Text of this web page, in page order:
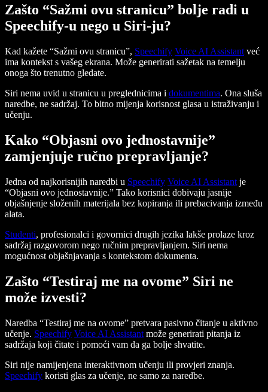
Zašto “Sažmi ovu stranicu” bolje radi u
Speechify-u nego u Siri-ju?
Kad kažete “Sažmi ovu stranicu”, Speechify Voice AI Assistant već
ima kontekst s vašeg ekrana. Može generirati sažetak na temelju
onoga što trenutno gledate.
Siri nema uvid u stranicu u preglednicima i dokumentima. Ona sluša
naredbe, ne sadržaj. To bitno mijenja korisnost glasa u istraživanju i
učenju.
Kako “Objasni ovo jednostavnije”
zamjenjuje ručno prepravljanje?
Jedna od najkorisnijih naredbi u Speechify Voice AI Assistant je
“Objasni ovo jednostavnije.” Tako korisnici dobivaju jasnije
objašnjenje složenih materijala bez kopiranja ili prebacivanja između
alata.
Studenti, profesionalci i govornici drugih jezika lakše prolaze kroz
sadržaj razgovorom nego ručnim prepravljanjem. Siri nema
mogućnost objašnjavanja s kontekstom dokumenta.
Zašto “Testiraj me na ovome” Siri ne
može izvesti?
Naredba “Testiraj me na ovome” pretvara pasivno čitanje u aktivno
učenje. Speechify Voice AI Assistant može generirati pitanja iz
sadržaja koji čitate i pomoći vam da ga bolje shvatite.
Siri nije namijenjena interaktivnom učenju ili provjeri znanja.
Speechify koristi glas za učenje, ne samo za naredbe.